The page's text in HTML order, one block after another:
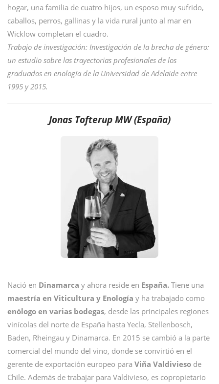
hogar, una familia de cuatro hijos, un esposo muy sufrido,
caballos, perros, gallinas y la vida rural junto al mar en
Wicklow completan el cuadro.
Trabajo de investigación: Investigación de la brecha de género:
un estudio sobre las trayectorias profesionales de los
graduados en enología de la Universidad de Adelaide entre
1995 y 2015.
Jonas Tofterup MW (España)
Nació en Dinamarca y ahora reside en España. Tiene una
maestría en Viticultura y Enología y ha trabajado como
enólogo en varias bodegas, desde las principales regiones
vinícolas del norte de España hasta Yecla, Stellenbosch,
Baden, Rheingau y Dinamarca. En 2015 se cambió a la parte
comercial del mundo del vino, donde se convirtió en el
gerente de exportación europeo para Viña Valdivieso de
Chile. Además de trabajar para Valdivieso, es copropietario